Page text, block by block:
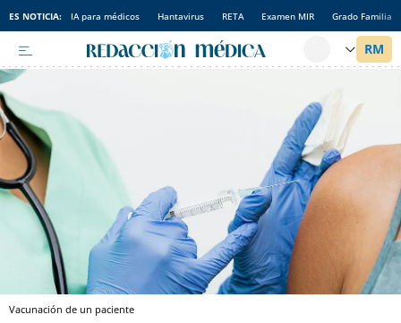
ES NOTICIA: IA para médicos Hantavirus RETA Examen MIR Grado Familia
Vacunación de un paciente